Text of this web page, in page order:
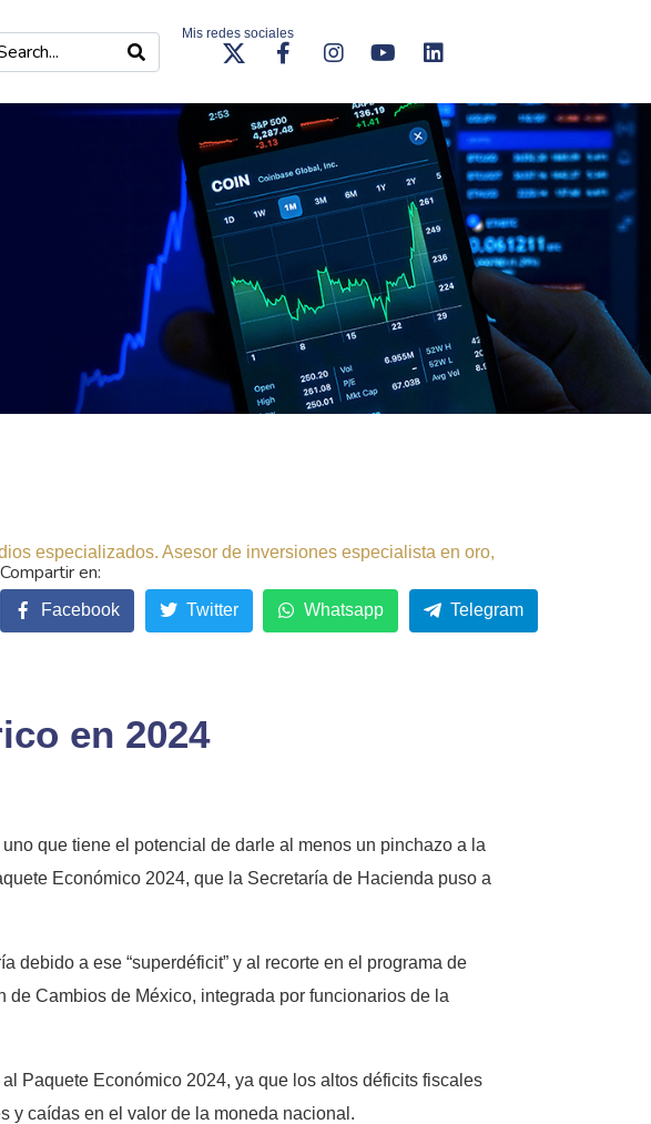
Mis redes sociales
especializados. Asesor de inversiones especialista en oro,
en 2024
que tiene el potencial de darle al menos un pinchazo a la
Económico 2024, que la Secretaría de Hacienda puso a
debido a ese “superdéficit” y al recorte en el programa de
Cambios de México, integrada por funcionarios de la
Paquete Económico 2024, ya que los altos déficits fiscales
y caídas en el valor de la moneda nacional.
Facebook Twitter Whatsapp Telegram